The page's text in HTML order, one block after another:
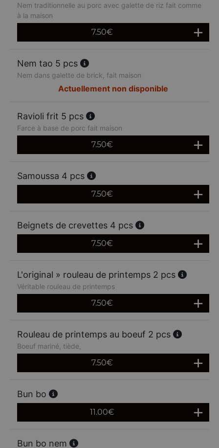
Nem traditionnelle au porc avec galette de riz fait comme
à la maison
7.50€
Nem tao 5 pcs
Nem dans galette de brick, fait maison
Actuellement non disponible
Ravioli frit 5 pcs
Farce à base de porc fait maison
7.50€
Samoussa 4 pcs
7.50€
Beignets de crevettes 4 pcs
7.50€
L'original » rouleau de printemps 2 pcs
Véritable rouleau de printemps
7.50€
Rouleau de printemps au boeuf 2 pcs
Boeuf mariné, tiède,
7.50€
Bun bo
11.00€
Bun bo nem